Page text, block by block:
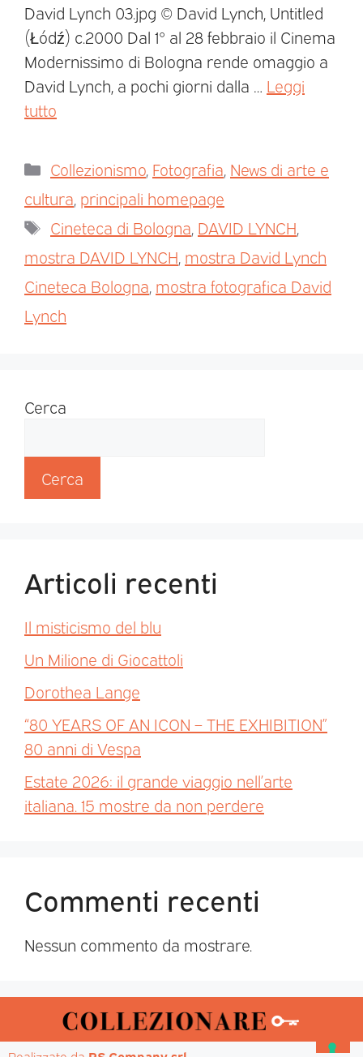
David Lynch 03.jpg © David Lynch, Untitled
(Łódź) c.2000 Dal 1° al 28 febbraio il Cinema
Modernissimo di Bologna rende omaggio a
David Lynch, a pochi giorni dalla … Leggi
tutto
Collezionismo Fotografia News di arte e
cultura principali homepage
Cineteca di Bologna DAVID LYNCH
mostra DAVID LYNCH mostra David Lynch
Cineteca Bologna mostra fotografica David
Lynch
Cerca
Cerca
Articoli recenti
Il misticismo del blu
Un Milione di Giocattoli
Dorothea Lange
“80 YEARS OF AN ICON – THE EXHIBITION”
80 anni di Vespa
Estate 2026: il grande viaggio nell’arte
italiana. 15 mostre da non perdere
Commenti recenti
Nessun commento da mostrare.